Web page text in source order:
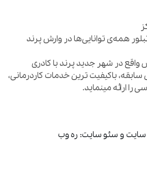
واقع در شهر جدید پرند با کادری
باکیفیت ترین خدمات کاردرمانی،
را ارائه مینماید.
سایتو سئو سایت: ره وب